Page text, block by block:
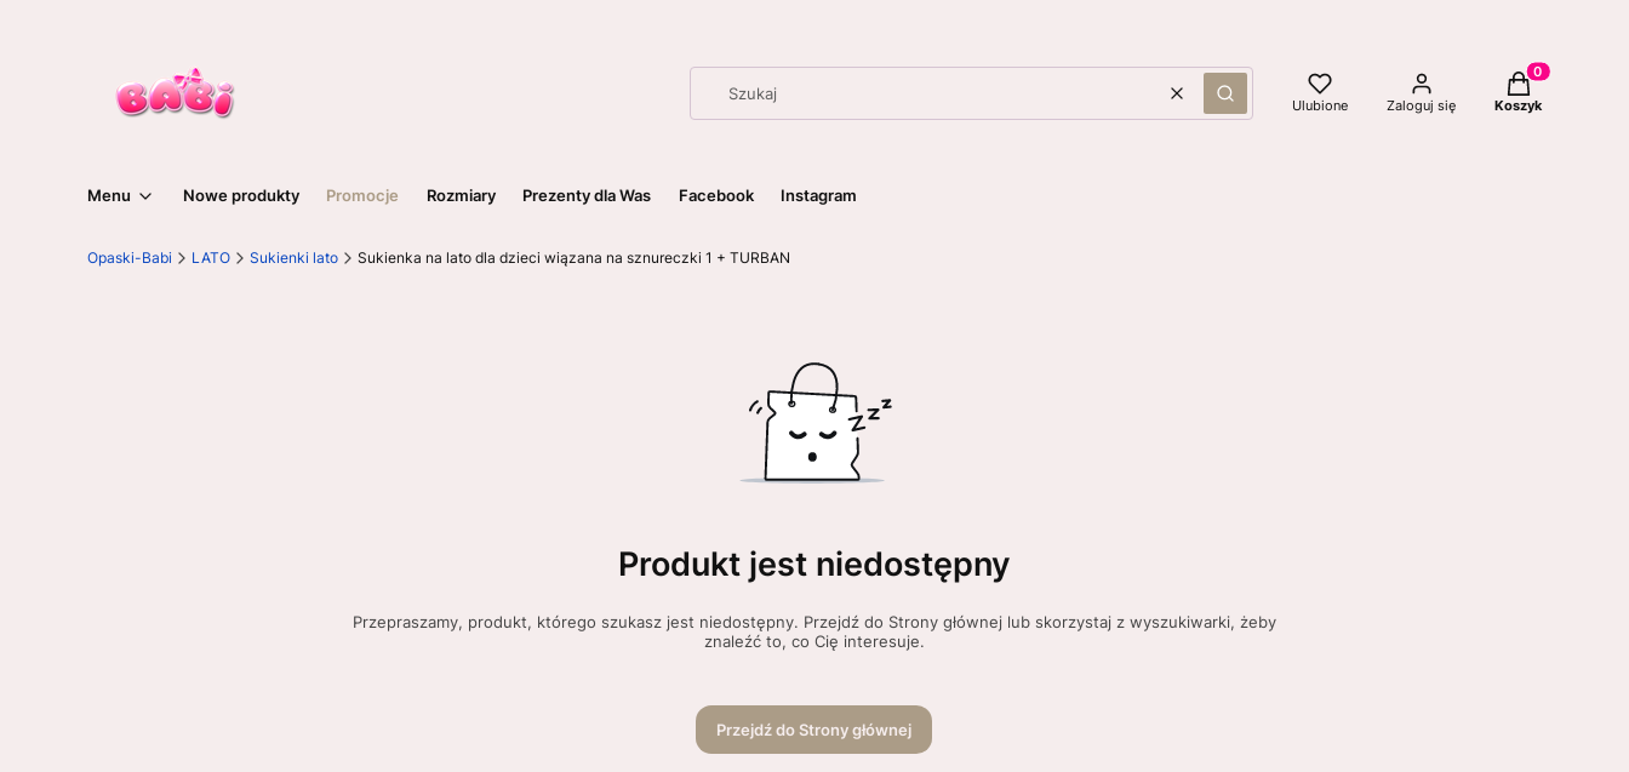
WyczyśćSzukaj Ulubione Zaloguj się
Produkty w
Koszyk
Menu Nowe produkty Promocje Rozmiary Prezenty dla Was Facebook Instagram
Opaski-Babi LATO Sukienki lato Sukienka na lato dla dzieci wiązana na sznureczki 1 + TURBAN
Produkt jest niedostępny
Przepraszamy, produkt, którego szukasz jest niedostępny. Przejdź do Strony głównej lub skorzystaj z wyszukiwarki, żeby
znaleźć to, co Cię interesuje.
Przejdź do Strony głównej